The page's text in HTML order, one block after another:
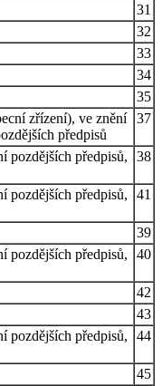
31
32
33
34
35
zřízení), ve znění
předpisů
37
pozdějších předpisů,
38
pozdějších předpisů,
41
39
pozdějších předpisů,
40
42
43
pozdějších předpisů,
44
45